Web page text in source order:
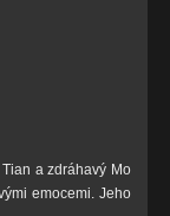
a zdráhavý Mo
emocemi. Jeho